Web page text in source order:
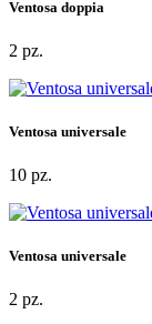
Ventosa doppia
2 pz.
Ventosa universale
10 pz.
Ventosa universale
2 pz.